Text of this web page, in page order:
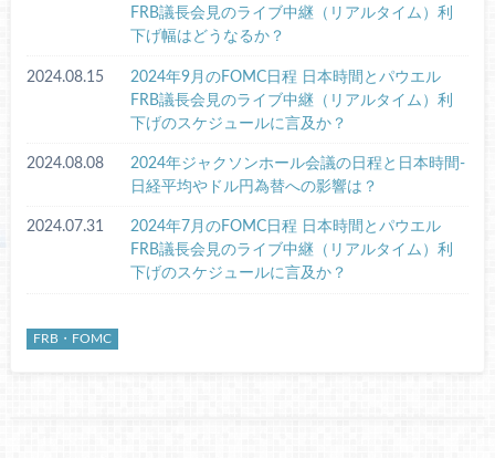
FRB議長会見のライブ中継（リアルタイム）利
下げ幅はどうなるか？
2024.08.15
2024年9月のFOMC日程 日本時間とパウエル
FRB議長会見のライブ中継（リアルタイム）利
下げのスケジュールに言及か？
2024.08.08
2024年ジャクソンホール会議の日程と日本時間-
日経平均やドル円為替への影響は？
2024.07.31
2024年7月のFOMC日程 日本時間とパウエル
FRB議長会見のライブ中継（リアルタイム）利
下げのスケジュールに言及か？
FRB・FOMC